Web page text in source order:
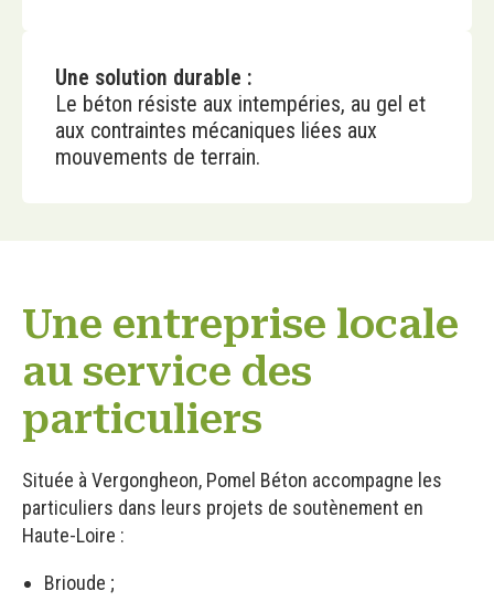
Une solution durable :
Le béton résiste aux intempéries, au gel et
aux contraintes mécaniques liées aux
mouvements de terrain.
Une entreprise locale
au service des
particuliers
Située à Vergongheon, Pomel Béton accompagne les
particuliers dans leurs projets de soutènement en
Haute-Loire :
Brioude ;